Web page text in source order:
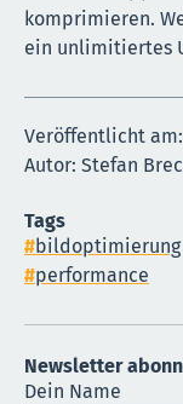
komprimieren.
ein unlimitiertes
Veröffentlicht am:
Autor: Stefan
Tags
bildoptimierung
performance
Newsletter
Dein Name